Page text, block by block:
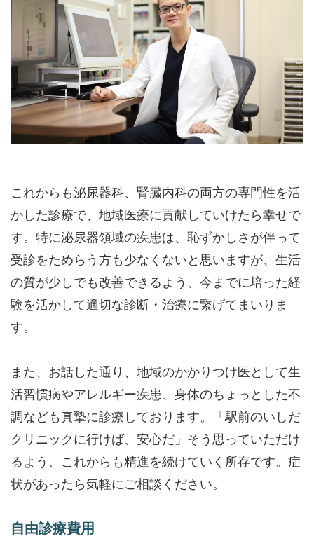
これからも泌尿器科、腎臓内科の両方の専門性を活
かした診療で、地域医療に貢献していけたら幸せで
す。特に泌尿器領域の疾患は、恥ずかしさが伴って
受診をためらう方も少なくないと思いますが、生活
の質が少しでも改善できるよう、今までに培った経
験を活かして適切な診断・治療に繋げてまいりま
す。
また、お話した通り、地域のかかりつけ医として生
活習慣病やアレルギー疾患、身体のちょっとした不
調なども真摯に診療しております。「駅前のいしだ
クリニックに行けば、安心だ」そう思っていただけ
るよう、これからも精進を続けていく所存です。症
状があったら気軽にご相談ください。
自由診療費用